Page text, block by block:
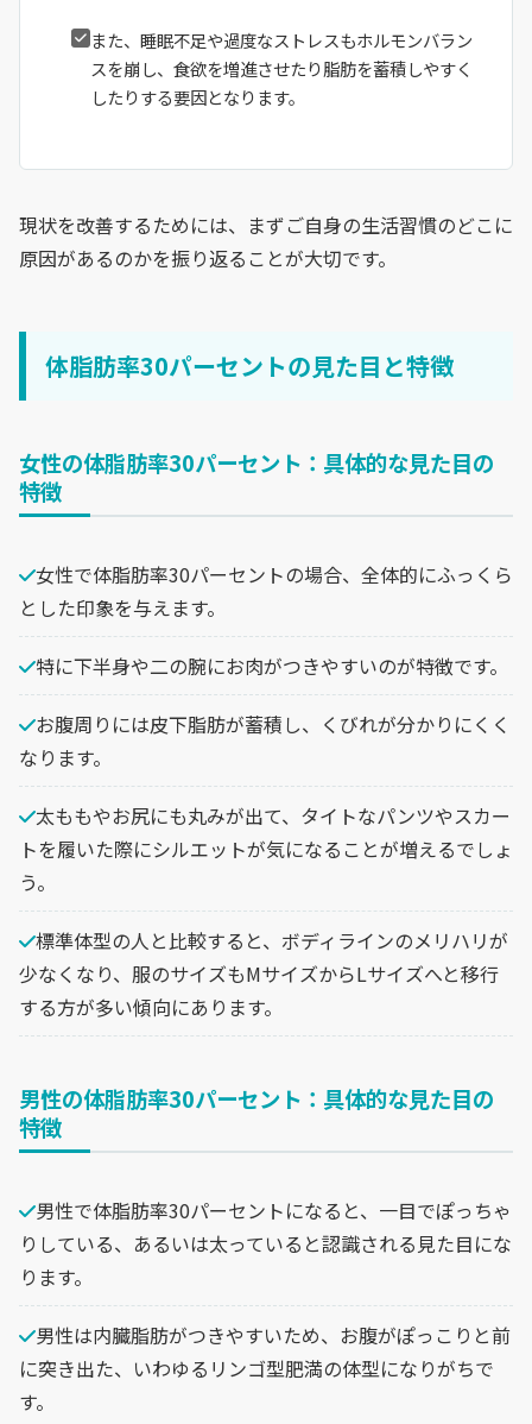
また、睡眠不足や過度なストレスもホルモンバラン
スを崩し、食欲を増進させたり脂肪を蓄積しやすく
したりする要因となります。
現状を改善するためには、まずご自身の生活習慣のどこに
原因があるのかを振り返ることが大切です。
体脂肪率30パーセントの見た目と特徴
女性の体脂肪率30パーセント：具体的な見た目の
特徴
女性で体脂肪率30パーセントの場合、全体的にふっくら
とした印象を与えます。
特に下半身や二の腕にお肉がつきやすいのが特徴です。
お腹周りには皮下脂肪が蓄積し、くびれが分かりにくく
なります。
太ももやお尻にも丸みが出て、タイトなパンツやスカー
トを履いた際にシルエットが気になることが増えるでしょ
う。
標準体型の人と比較すると、ボディラインのメリハリが
少なくなり、服のサイズもMサイズからLサイズへと移行
する方が多い傾向にあります。
男性の体脂肪率30パーセント：具体的な見た目の
特徴
男性で体脂肪率30パーセントになると、一目でぽっちゃ
りしている、あるいは太っていると認識される見た目にな
ります。
男性は内臓脂肪がつきやすいため、お腹がぽっこりと前
に突き出た、いわゆるリンゴ型肥満の体型になりがちで
す。